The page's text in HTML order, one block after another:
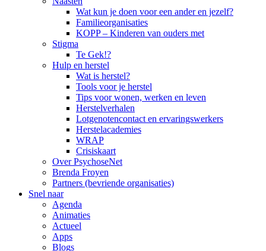
Wat kun je doen voor een ander en jezelf?
Familieorganisaties
KOPP – Kinderen van ouders met
Stigma
Te Gek!?
Hulp en herstel
Wat is herstel?
Tools voor je herstel
Tips voor wonen, werken en leven
Herstelverhalen
Lotgenotencontact en ervaringswerkers
Herstelacademies
WRAP
Crisiskaart
Over PsychoseNet
Brenda Froyen
Partners (bevriende organisaties)
Snel naar
Agenda
Animaties
Actueel
Apps
Blogs